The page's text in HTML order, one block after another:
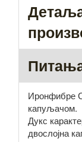
Иронфибре
капуљачом.
Дукс
двослојна